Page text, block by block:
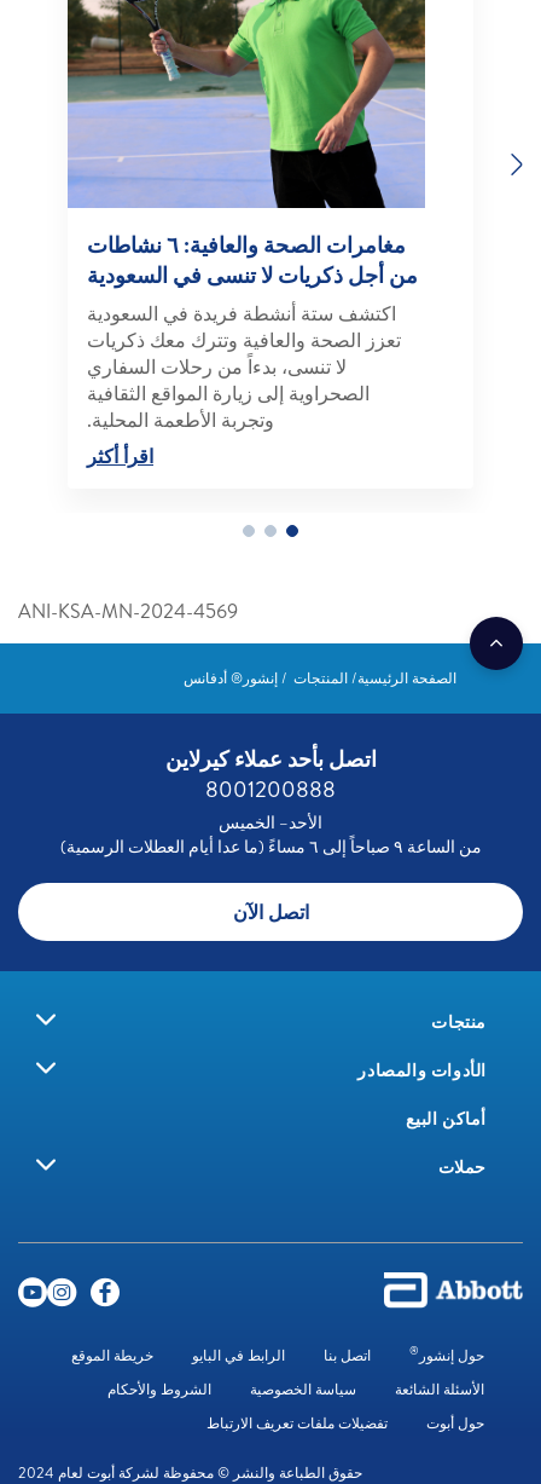
Previous
مغامرات الصحة والعافية: ٦ نشاطات
من أجل ذكريات لا تنسى في السعودية
اكتشف ستة أنشطة فريدة في السعودية
تعزز الصحة والعافية وتترك معك ذكريات
لا تنسى، بدءاً من رحلات السفاري
الصحراوية إلى زيارة المواقع الثقافية
وتجربة الأطعمة المحلية.
اقرأ أكثر
ANI-KSA-MN-2024-4569
الصفحة الرئيسية المنتجات إنشور® أدفانس
اتصل بأحد عملاء كيرلاين
8001200888
الأحد– الخميس
من الساعة ٩ صباحاً إلى ٦ مساءً (ما عدا أيام العطلات الرسمية)
اتصل الآن
منتجات
الأدوات والمصادر
أماكن البيع
حملات
حول إنشور ® اتصل بنا الرابط في البايو
خريطة الموقع
الأسئلة الشائعة
سياسة الخصوصية
الشروط والأحكام
حول أبوت
تفضيلات ملفات تعريف الارتباط
حقوق الطباعة والنشر © محفوظة لشركة أبوت لعام 2024